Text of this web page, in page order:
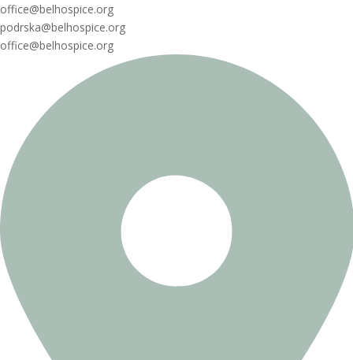
office@belhospice.org
podrska@belhospice.org
office@belhospice.org